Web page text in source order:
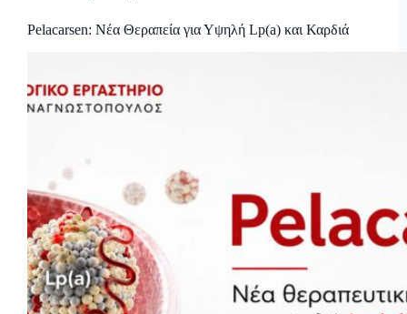
Pelacarsen: Νέα Θεραπεία για Υψηλή Lp(a) και Καρδιά